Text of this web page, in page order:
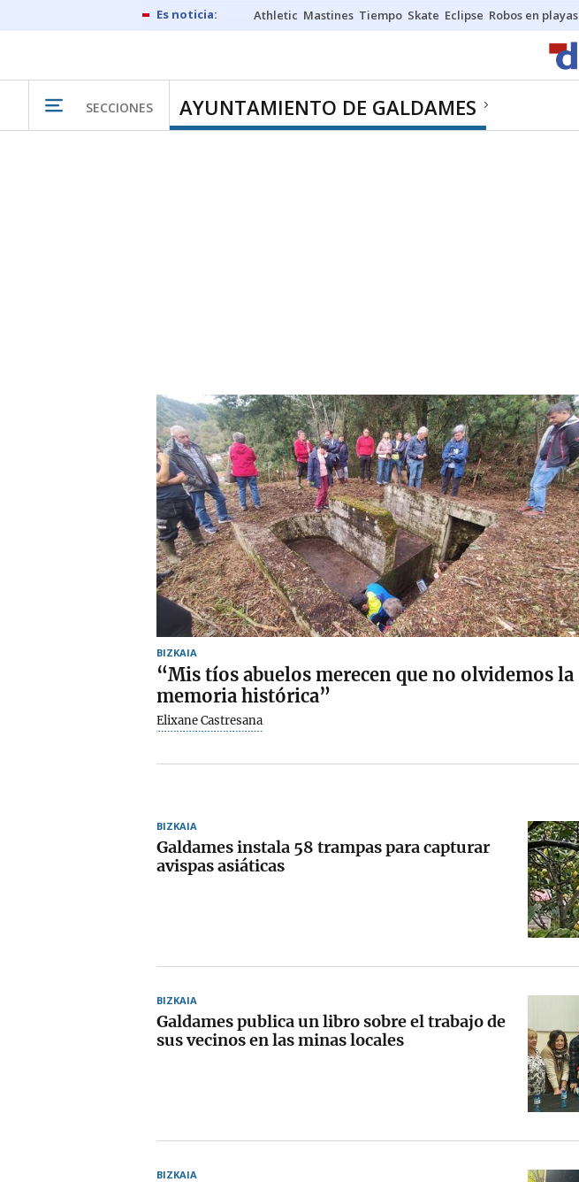
Athletic Mastines Tiempo Skate Eclipse Robos en playas
SECCIONES AYUNTAMIENTO DE GALDAMES
BIZKAIA
“Mis tíos abuelos merecen que no olvidemos la
memoria histórica”
Elixane Castresana
BIZKAIA
Galdames instala 58 trampas para capturar
avispas asiáticas
BIZKAIA
Galdames publica un libro sobre el trabajo de
sus vecinos en las minas locales
BIZKAIA